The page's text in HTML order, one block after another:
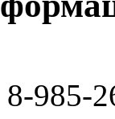
985-